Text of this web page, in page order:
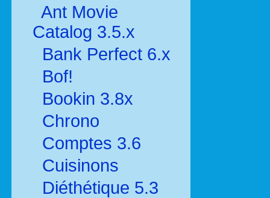
Ant Movie
Catalog 3.5.x
Bank Perfect 6.x
Bof!
Bookin 3.8x
Chrono
Comptes 3.6
Cuisinons
Diéthétique 5.3